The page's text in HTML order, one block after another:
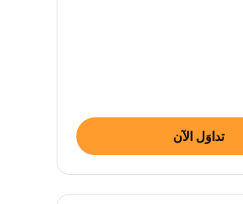
تداوَل الآن